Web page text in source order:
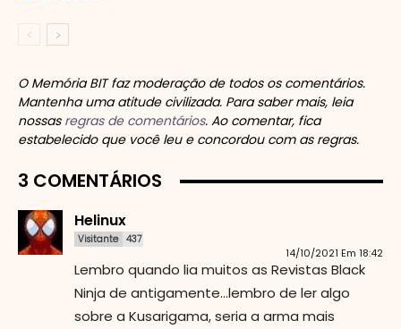
O Memória BIT faz moderação de todos os comentários.
Mantenha uma atitude civilizada. Para saber mais, leia
nossas regras de comentários. Ao comentar, fica
estabelecido que você leu e concordou com as regras.
3 COMENTÁRIOS
Helinux
Visitante 437
14/10/2021 Em 18:42
Lembro quando lia muitos as Revistas Black
Ninja de antigamente…lembro de ler algo
sobre a Kusarigama, seria a arma mais